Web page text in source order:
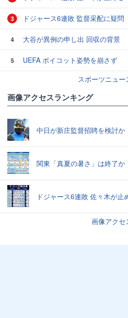
3 ドジャース6連敗 監督采配に疑問
4 大谷が異例の申し出 回収の背景
5
UEFA ボイコット姿勢を崩さず
スポーツニュ
画像アクセスランキング
中日が新庄監督招聘を検討か
関東「真夏の暑さ」は終了か
ドジャース6連敗 佐々木が止
画像アクセ